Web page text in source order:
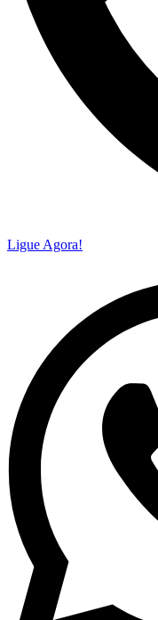
Ligue Agora!